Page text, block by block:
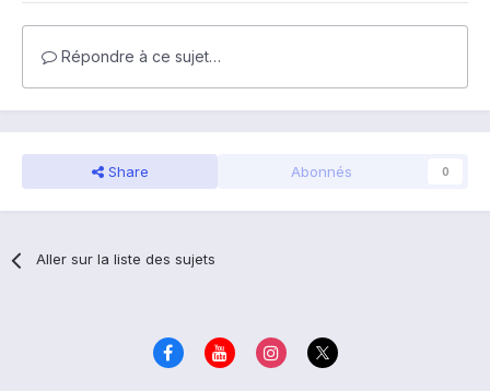
Répondre à ce sujet…
Share Abonnés 0
Aller sur la liste des sujets